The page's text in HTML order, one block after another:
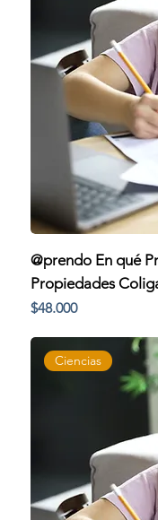
@prendo En qué
Propiedades
Precio
$48.000
Ciencias